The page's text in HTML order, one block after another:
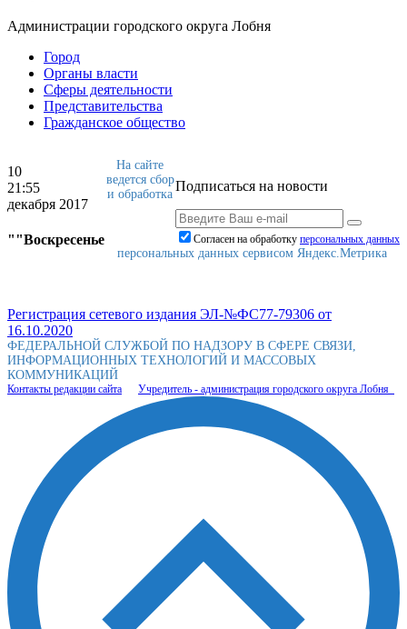
Администрации городского округа Лобня
Город
Органы власти
Сферы деятельности
Представительства
Гражданское общество
10
21:55
декабря 2017
""Воскресенье
Подписаться на новости
Согласен на обработку персональныx данных
На сайте
ведется сбор
и обработка
персональных данных сервисом Яндекс.Метрика
Регистрация сетевого издания ЭЛ-№ФС77-79306 от
16.10.2020
ФЕДЕРАЛЬНОЙ СЛУЖБОЙ ПО НАДЗОРУ В СФЕРЕ СВЯЗИ,
ИНФОРМАЦИОННЫХ ТЕХНОЛОГИЙ И МАССОВЫХ
КОММУНИКАЦИЙ
Контакты редакции сайта Учредитель - администрация городского округа Лобня